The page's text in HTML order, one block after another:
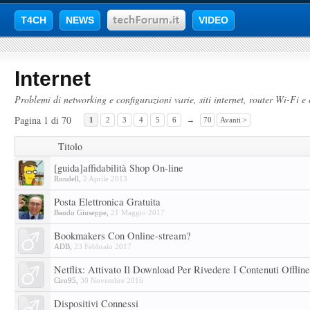
T4CH NEWS VIDEO
Internet
Problemi di networking e configurazioni varie, siti internet, router Wi-Fi e
Pagina 1 di 70 1 2 3 4 5 6 → 70 Avanti >
Titolo
[guida]affidabilità Shop On-line
Rondell 2 Aprile 2013
Posta Elettronica Gratuita
Baudo Giuseppe 21 Maggio 2017
Bookmakers Con Online-stream?
ADB 23 Febbraio 2017
Netflix: Attivato Il Download Per Rivedere I Contenuti Offline
Ciro95 30 Novembre 2016
Dispositivi Connessi